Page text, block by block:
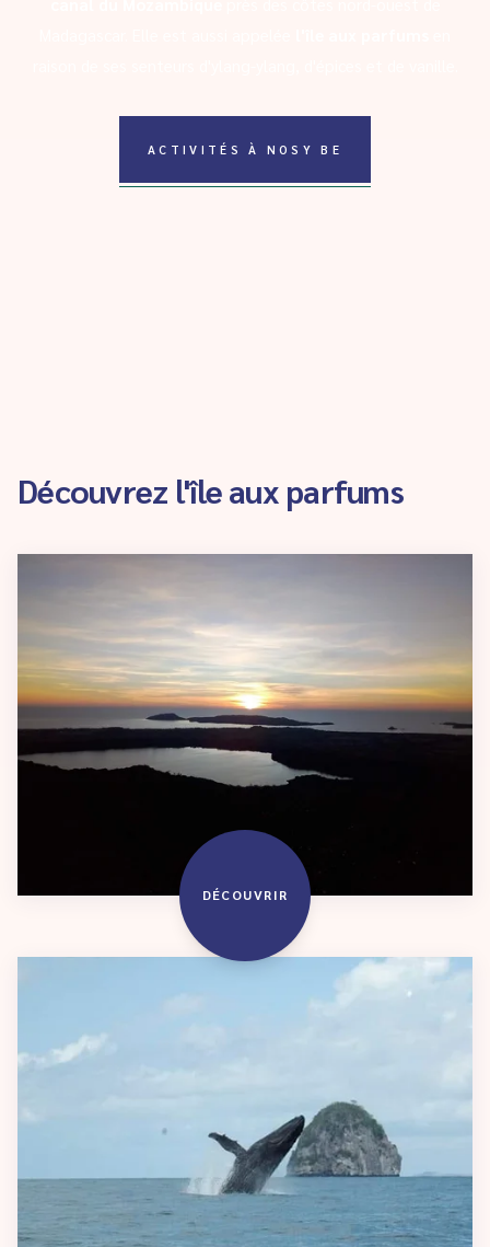
ACTIVITÉS À NOSY BE
Découvrez l'île aux parfums
DÉCOUVRIR